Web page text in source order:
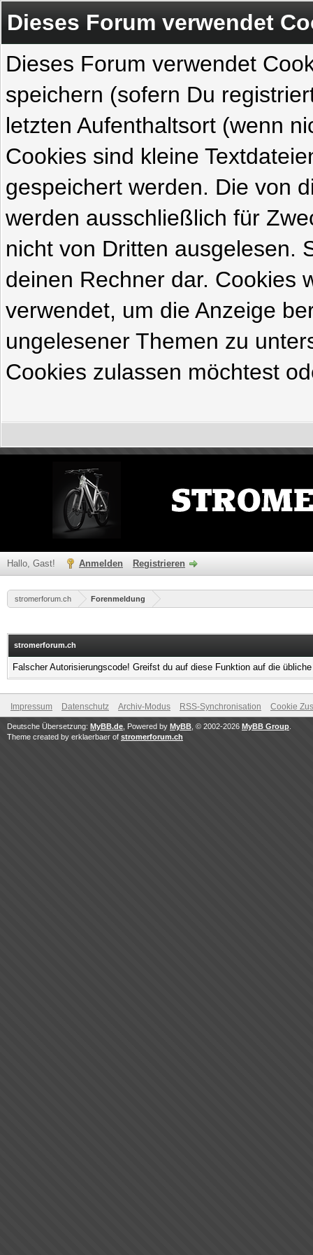
Dieses Forum verwendet
Dieses Forum verwendet
speichern (sofern Du
letzten Aufenthaltsort (wenn
Cookies sind kleine
gespeichert werden. Die von
werden ausschließlich für
nicht von Dritten ausgelesen.
deinen Rechner dar. Cookies
verwendet, um die Anzeige
ungelesener Themen zu
Cookies zulassen möchtest
Hallo, Gast! Anmelden Registrieren
stromerforum.ch Forenmeldung
stromerforum.ch
Falscher Autorisierungscode! Greifst du auf diese Funktion auf die
Impressum Datenschutz Archiv-Modus RSS-Synchronisation Cookie
Deutsche Übersetzung: MyBB.de , Powered by MyBB , © 2002-2026 MyBB Group
Theme created by erklaerbaer of stromerforum.ch